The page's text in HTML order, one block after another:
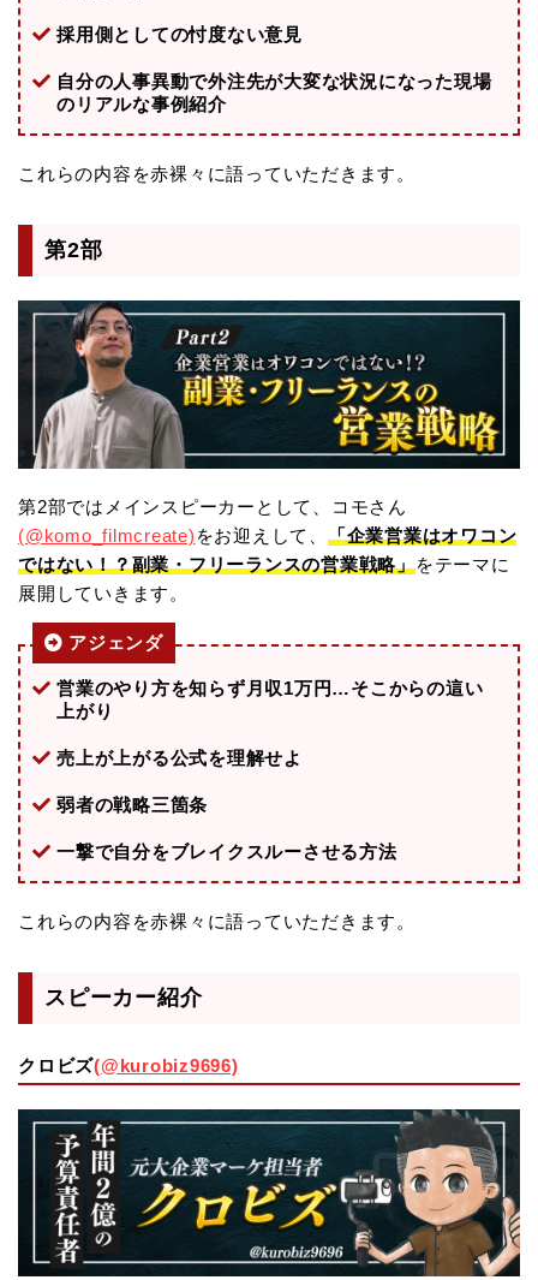
採用側としての忖度ない意見
自分の人事異動で外注先が大変な状況になった現場
のリアルな事例紹介
これらの内容を赤裸々に語っていただきます。
第2部
第2部ではメインスピーカーとして、コモさん
(@komo_filmcreate) をお迎えして、 「企業営業はオワコン
ではない！？副業・フリーランスの営業戦略」をテーマに
展開していきます。
アジェンダ
営業のやり方を知らず月収1万円…そこからの這い
上がり
売上が上がる公式を理解せよ
弱者の戦略三箇条
一撃で自分をブレイクスルーさせる方法
これらの内容を赤裸々に語っていただきます。
スピーカー紹介
クロビズ(@kurobiz9696)